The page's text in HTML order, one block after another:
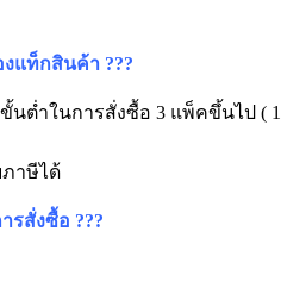
งแท็กสินค้า ???
นต่ำในการสั่งซื้อ 3 แพ็คขึ้นไป ( 1
าษีได้
รสั่งซื้อ ???